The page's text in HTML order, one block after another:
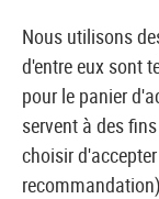
Nous utilisons
d'entre eux sont
pour le panier
servent à des
choisir